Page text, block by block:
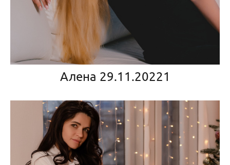
Алена 29.11.20221